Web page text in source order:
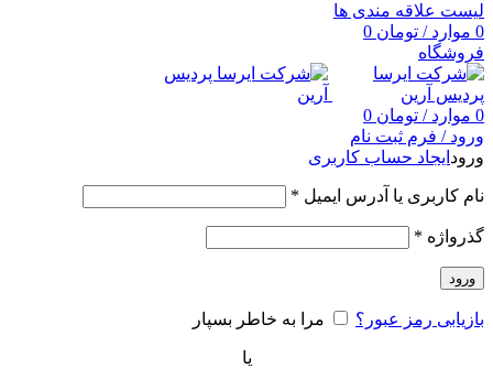
لیست علاقه مندی ها
0 موارد / تومان
فروشگاه
0 موارد / تومان
ورود / فرم ثبت نام
ورود ایجاد حساب کاربری
نام کاربری یا آدرس ایمیل *
گذرواژه *
ورود
بازیابی رمز عبور؟ مرا به خاطر بسپار
یا